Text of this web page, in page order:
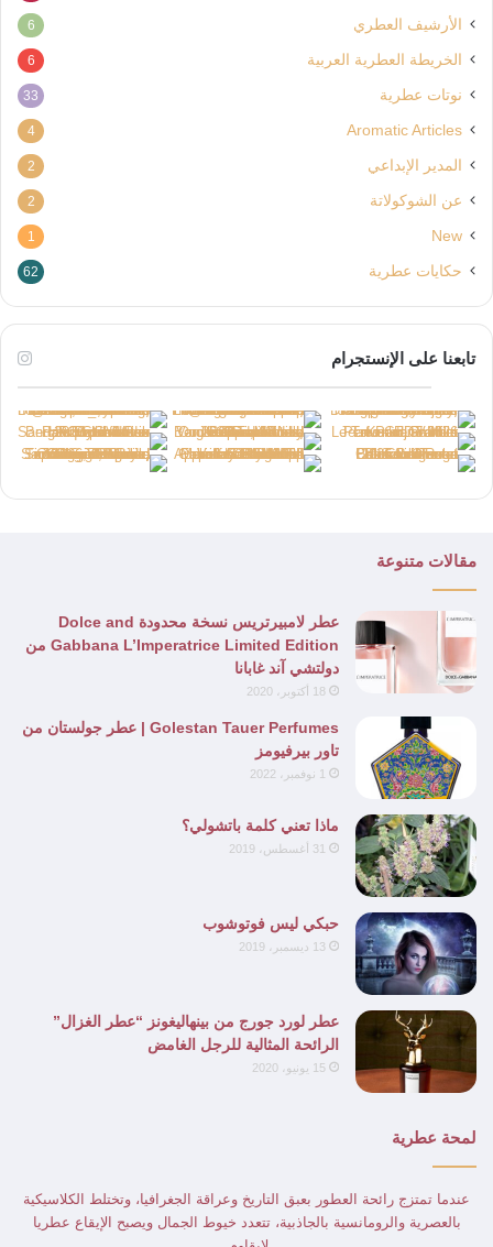
الأرشيف العطري 6
الخريطة العطرية العربية 6
نوتات عطرية 33
Aromatic Articles
4
المدير الإبداعي 2
عن الشوكولاتة 2
New
1
حكايات عطرية 62
تابعنا على الإنستجرام
مقالات متنوعة
عطر لامبيرتريس نسخة محدودة Dolce and
Gabbana L’Imperatrice Limited Edition من
دولتشي آند غابانا
18 أكتوبر، 2020
Golestan Tauer Perfumes | عطر جولستان من
تاور بيرفيومز
1 نوفمبر، 2022
ماذا تعني كلمة باتشولي؟
31 أغسطس، 2019
حبكي ليس فوتوشوب
13 ديسمبر، 2019
عطر لورد جورج من بينهاليغونز “عطر الغزال”
الرائحة المثالية للرجل الغامض
15 يونيو، 2020
لمحة عطرية
عندما تمتزج رائحة العطور بعبق التاريخ وعراقة الجغرافيا، وتختلط الكلاسيكية
بالعصرية والرومانسية بالجاذبية، تتعدد خيوط الجمال ويصبح الإيقاع عطريا